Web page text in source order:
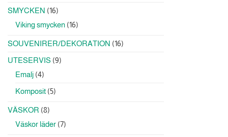
SMYCKEN 1616
produkter
Viking smycken 1616
SOUVENIRER/DEKORATION 1616
UTESERVIS 99
Emalj 44
Komposit 55
VÄSKOR 88
produkter
Väskor läder 77